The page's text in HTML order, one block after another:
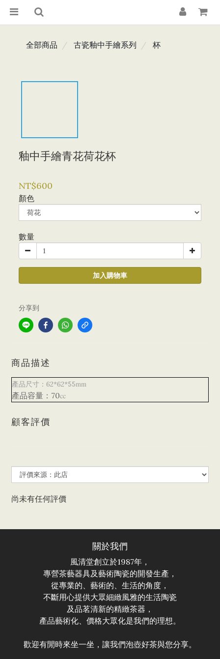
全部商品 古瓷釉中手繪系列 杯
釉中手繪青花荷花杯
NT$600
顏色
數量
加入購物車
分享到
商品描述
產品尺寸：62*62*55mm
產品容量：70cc
顧客評價
尚未有任何評價
關於我們
風清堂創立於1987年，
專營茶藝器具及藝術陶瓷的開發生產，
從專業的、藝術的、生活的角度，
不斷用心提供大眾細緻風雅的生活陶瓷
及品茗清新的精緻茶器，
產品藝術化、價格大眾化是我們的理想。
歡迎有閒時來坐一坐，讓我們泡壺好茶與您分享。